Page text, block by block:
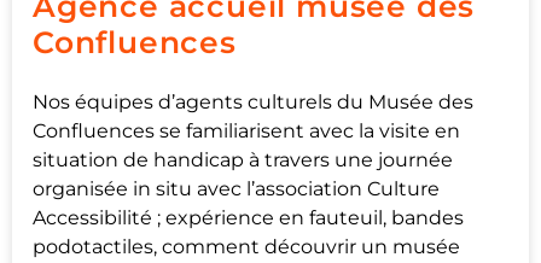
Confluences
Nos équipes d’agents culturels du Musée des
Confluences se familiarisent avec la visite en
situation de handicap à travers une journée
organisée in situ avec l’association Culture
Accessibilité ; expérience en fauteuil, bandes
podotactiles, comment découvrir un musée